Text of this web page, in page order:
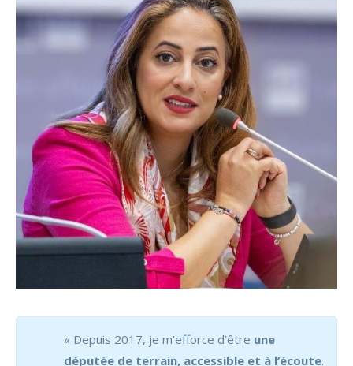
« Depuis 2017, je m’efforce d’être une
députée de terrain, accessible et à l’écoute.